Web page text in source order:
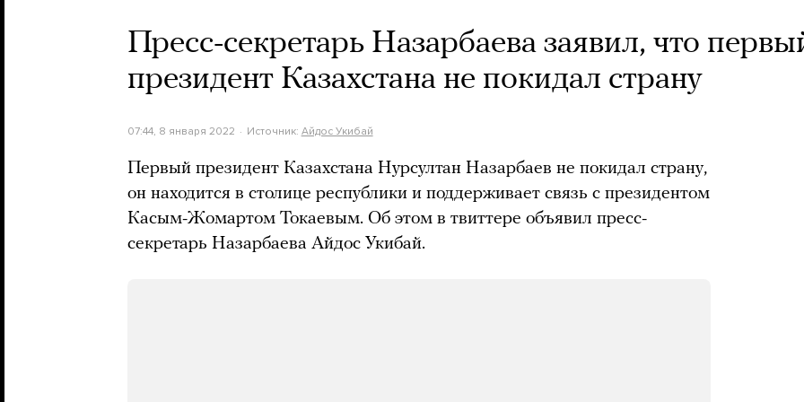
Пресс-секретарь Назарбаева заявил, что
президент Казахстана не покидал страну
07:44, 8 января 2022 Источник: Айдос Укибай
Первый президент Казахстана Нурсултан Назарбаев не покидал страну,
он находится в столице республики и поддерживает связь с президентом
Касым-Жомартом Токаевым. Об этом в твиттере объявил пресс-
секретарь Назарбаева Айдос Укибай.